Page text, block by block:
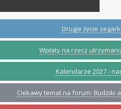
Drugie życie
Wpłaty na rzecz
Kalendarze 2027 -
Ciekawy temat na forum: Budziki